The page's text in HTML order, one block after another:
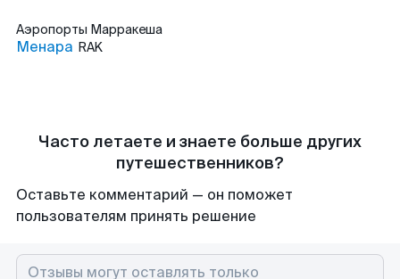
Аэропорты Марракеша
Менара RAK
Часто летаете и знаете больше других
путешественников?
Оставьте комментарий — он поможет
пользователям принять решение